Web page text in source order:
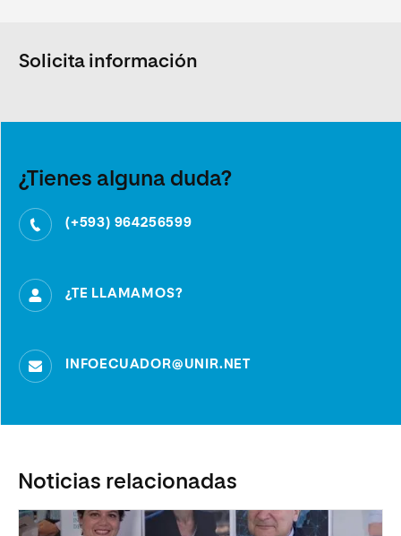
Solicita información
¿Tienes alguna duda?
(+593) 964256599
¿TE LLAMAMOS?
INFOECUADOR@UNIR.NET
Noticias relacionadas